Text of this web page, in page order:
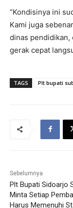
“Kondisinya ini
Kami juga
dinas pendidikan,
gerak cepat
TAGS Plt bupati
Sebelumnya
Plt Bupati Sidoarjo
Minta Setiap
Harus Memenuhi